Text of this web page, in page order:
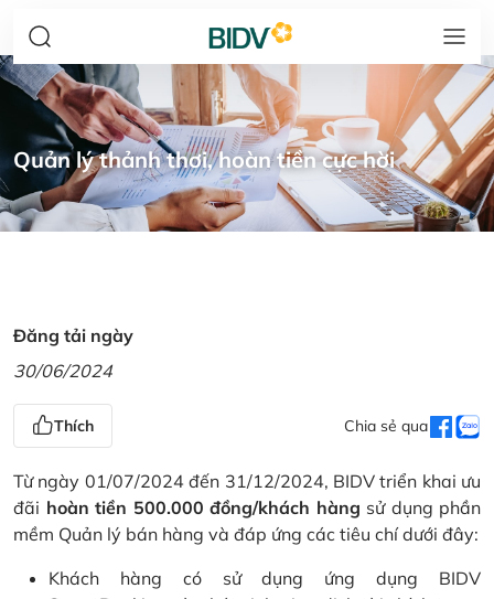
Quản lý thảnh thơi, hoàn tiền cực hời
Đăng tải ngày
30/06/2024
Thích Chia sẻ qua
Từ ngày 01/07/2024 đến 31/12/2024, BIDV triển khai ưu
đãi hoàn tiền 500.000 đồng/khách hàng sử dụng phần
mềm Quản lý bán hàng và đáp ứng các tiêu chí dưới đây:
Khách hàng có sử dụng ứng dụng BIDV